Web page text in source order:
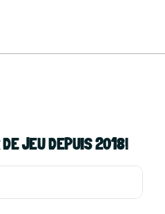
DE JEU DEPUIS 2018!